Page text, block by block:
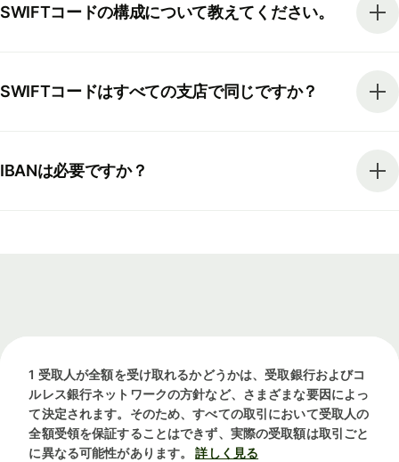
SWIFTコードの構成について教えてください。
SWIFTコードはすべての支店で同じですか？
IBANは必要ですか？
1 受取人が全額を受け取れるかどうかは、受取銀行およびコ
ルレス銀行ネットワークの方針など、さまざまな要因によっ
て決定されます。そのため、すべての取引において受取人の
全額受領を保証することはできず、実際の受取額は取引ごと
に異なる可能性があります。
詳しく見る